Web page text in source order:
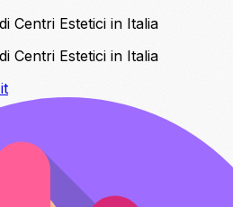
Centri Estetici in Italia
Centri Estetici in Italia